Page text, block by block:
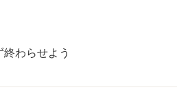
わらせよう